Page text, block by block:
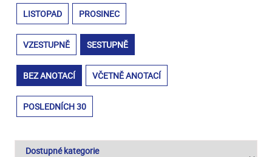
LISTOPAD PROSINEC
VZESTUPNĚ SESTUPNĚ
BEZ ANOTACÍ VČETNĚ ANOTACÍ
POSLEDNÍCH 30
Dostupné kategorie